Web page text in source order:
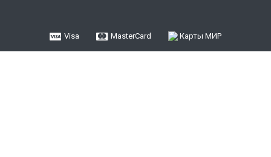
Visa MasterCard Карты МИР